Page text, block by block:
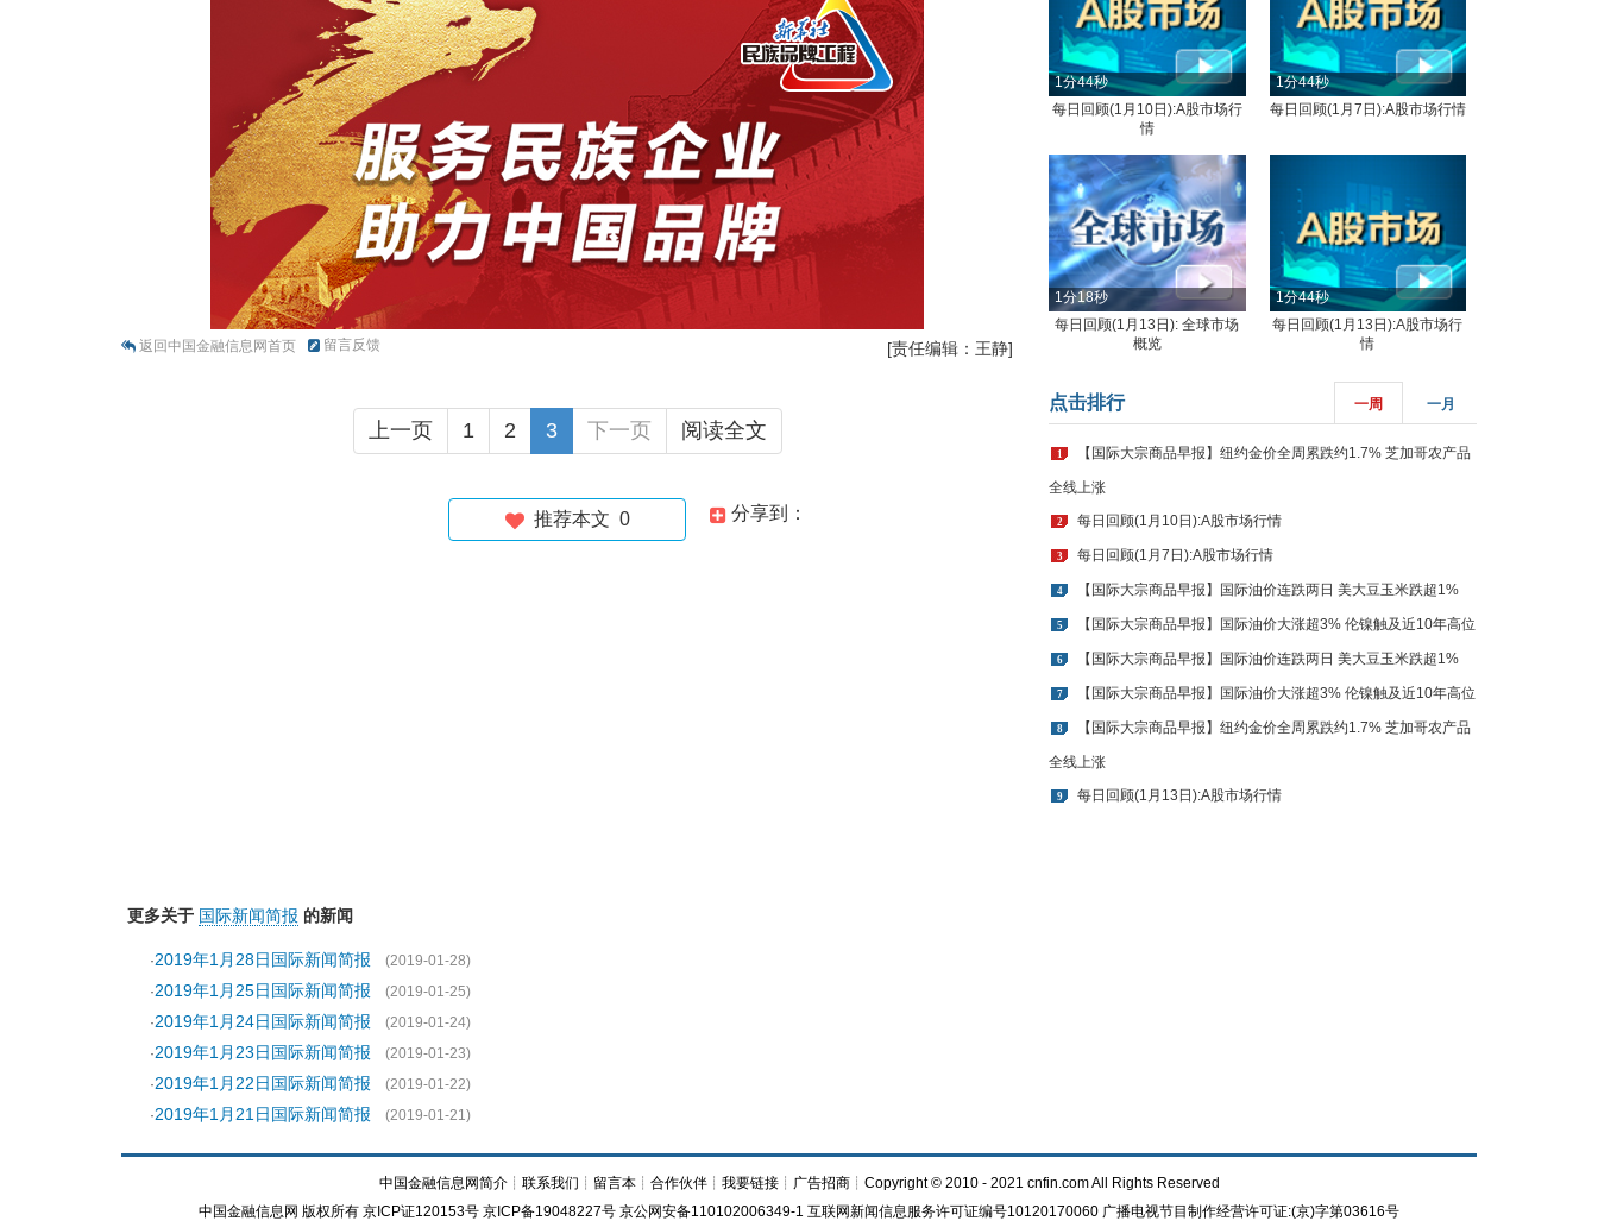
返回中国金融信息网首页 留言反馈 [责任编辑：王静]
上一页 1 2 3 下一页 阅读全文
分享到：
推荐本文 0
更多关于 国际新闻简报 的新闻
·2019年1月28日国际新闻简报
(2019-01-28)
·2019年1月25日国际新闻简报
(2019-01-25)
·2019年1月24日国际新闻简报
(2019-01-24)
·2019年1月23日国际新闻简报
(2019-01-23)
·2019年1月22日国际新闻简报
(2019-01-22)
·2019年1月21日国际新闻简报 (2019-01-21)
1分44秒
每日回顾(1月10日):A股市场行
情
1分44秒
每日回顾(1月7日):A股市场行情
1分18秒
每日回顾(1月13日): 全球市场
概览
1分44秒
每日回顾(1月13日):A股市场行
情
点击排行 一周 一月
1 【国际大宗商品早报】纽约金价全周累跌约1.7% 芝加哥农产品
全线上涨
2 每日回顾(1月10日):A股市场行情
3 每日回顾(1月7日):A股市场行情
4 【国际大宗商品早报】国际油价连跌两日 美大豆玉米跌超1%
5 【国际大宗商品早报】国际油价大涨超3% 伦镍触及近10年高位
6 【国际大宗商品早报】国际油价连跌两日 美大豆玉米跌超1%
7 【国际大宗商品早报】国际油价大涨超3% 伦镍触及近10年高位
8 【国际大宗商品早报】纽约金价全周累跌约1.7% 芝加哥农产品
全线上涨
9 每日回顾(1月13日):A股市场行情
中国金融信息网简介┊ 联系我们 ┊ 留言本┊ 合作伙伴┊ 我要链接┊ 广告招商┊Copyright © 2010 - 2021 cnfin.com All Rights Reserved
中国金融信息网 版权所有 京ICP证120153号 京ICP备19048227号 京公网安备110102006349-1 互联网新闻信息服务许可证编号10120170060 广播电视节目制作经营许可证:(京)字第03616号